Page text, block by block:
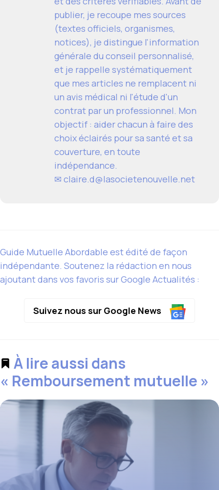
publier, je recoupe mes sources
(textes officiels, organismes,
notices), je distingue l'information
générale du conseil personnalisé,
et je rappelle systématiquement
que mes articles ne remplacent ni
un avis médical ni l'étude d'un
contrat par un professionnel. Mon
objectif : aider chacun à faire des
choix éclairés pour sa santé et sa
couverture, en toute
indépendance.
✉ claire.d@lasocietenouvelle.net
Guide Mutuelle Abordable est édité de façon
indépendante. Soutenez la rédaction en nous
ajoutant dans vos favoris sur Google Actualités :
Suivez nous sur Google News
À lire aussi dans
« Remboursement mutuelle »